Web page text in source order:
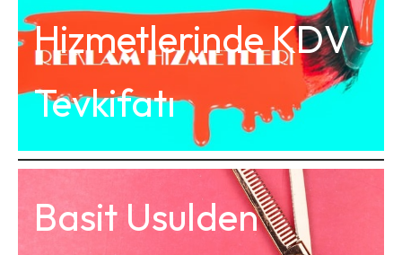
Hizmetlerinde KDV
Tevkifatı
Basit Usulden